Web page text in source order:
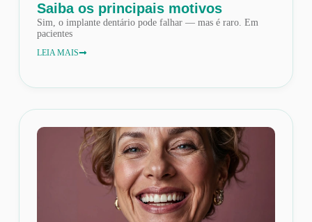
Saiba os principais motivos
Sim, o implante dentário pode falhar — mas é raro. Em
pacientes
LEIA MAIS